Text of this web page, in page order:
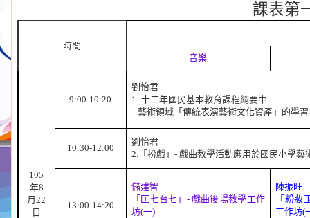
課表第
時間
音樂
105
年8
月22
日
9:00-10:20
劉怡君
1. 十二年國民基本教育課程綱要中
藝術領域「傳統表演藝術文化資產」的學
10:30-12:00
劉怡君
2. 「扮戲」-戲曲教學活動應用於國民小學藝
13:00-14:20
儲建智
「匡七台七」 - 戲曲後場教學工作
坊(一)
陳振旺
「粉妝
工作坊(